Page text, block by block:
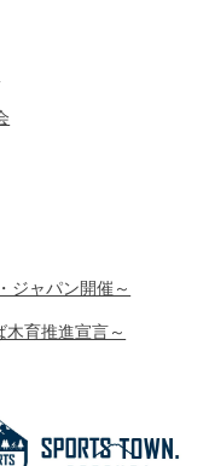
ジャパン開催～
育推進宣言～